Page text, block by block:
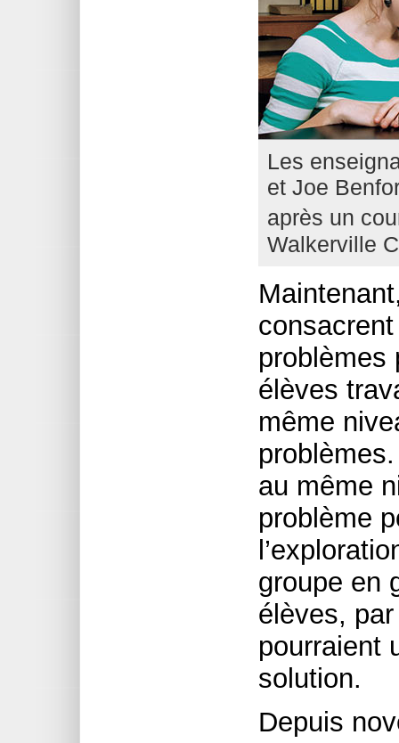
Les
et Joe
après un
Walkerville
problèmes
élèves
même
au même
problème
groupe en
élèves,
pourraient
solution.
Depuis